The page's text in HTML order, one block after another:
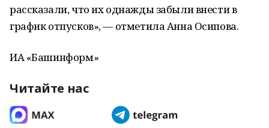
рассказали, что их однажды забыли внести в
график отпусков», — отметила Анна Осипова.
ИА «Башинформ»
Читайте нас